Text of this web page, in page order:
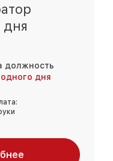
дня
должность
дня